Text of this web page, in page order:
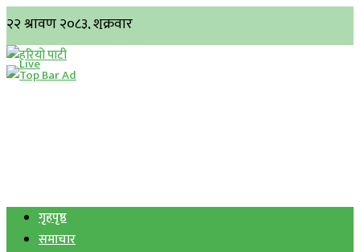
गृहपृष्ठ
समाचार